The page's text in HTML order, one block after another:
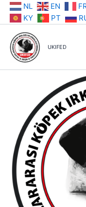
İçeriğe NL EN
KY
PT
UKIFED